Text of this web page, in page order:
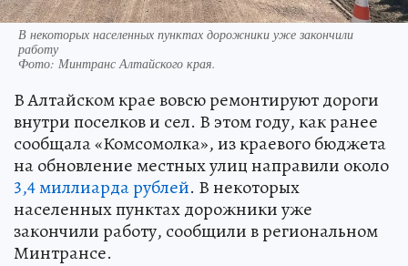
В некоторых населенных пунктах дорожники уже закончили
работу
Фото: Минтранс Алтайского края.
В Алтайском крае вовсю ремонтируют дороги
внутри поселков и сел. В этом году, как ранее
сообщала «Комсомолка», из краевого бюджета
на обновление местных улиц направили около
3,4 миллиарда рублей. В некоторых
населенных пунктах дорожники уже
закончили работу, сообщили в региональном
Минтрансе.